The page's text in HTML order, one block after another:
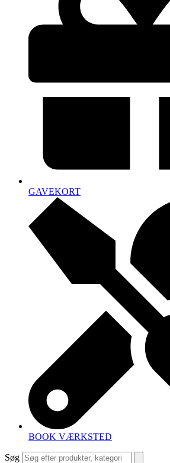
GAVEKORT
BOOK VÆRKSTED
Søg